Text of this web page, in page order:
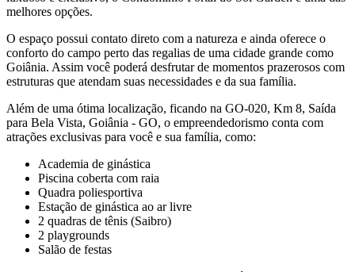
melhores opções.
O espaço possui contato direto com a natureza e ainda oferece o
conforto do campo perto das regalias de uma cidade grande como
Goiânia. Assim você poderá desfrutar de momentos prazerosos com
estruturas que atendam suas necessidades e da sua família.
Além de uma ótima localização, ficando na GO-020, Km 8, Saída
para Bela Vista, Goiânia - GO, o empreendedorismo conta com
atrações exclusivas para você e sua família, como:
Academia de ginástica
Piscina coberta com raia
Quadra poliesportiva
Estação de ginástica ao ar livre
2 quadras de tênis (Saibro)
2 playgrounds
Salão de festas